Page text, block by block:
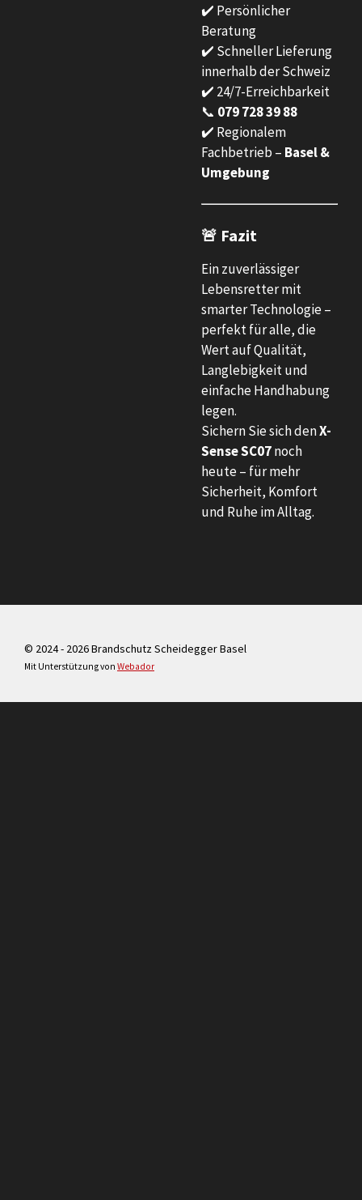
✔️ Persönlicher
Beratung
✔️ Schneller Lieferung
innerhalb der Schweiz
✔️ 24/7-Erreichbarkeit
📞 079 728 39 88
✔️ Regionalem
Fachbetrieb – Basel &
Umgebung
🚨 Fazit
Ein zuverlässiger
Lebensretter mit
smarter Technologie –
perfekt für alle, die
Wert auf Qualität,
Langlebigkeit und
einfache Handhabung
legen.
Sichern Sie sich denX-
Sense SC07noch
heute – für mehr
Sicherheit, Komfort
und Ruhe im Alltag.
© 2024 - 2026 Brandschutz Scheidegger Basel
Mit Unterstützung von Webador